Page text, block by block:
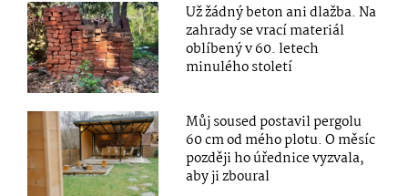
Už žádný beton ani dlažba. Na
zahrady se vrací materiál
oblíbený v 60. letech
minulého století
Můj soused postavil pergolu
60 cm od mého plotu. O měsíc
později ho úřednice vyzvala,
aby ji zboural